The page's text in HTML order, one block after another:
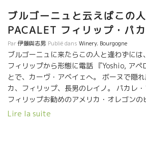
ブルゴーニュと云えばこの
PACALET フィリップ・パ
Par伊藤與志男 Publié dans Winery, Bourgogne
ブルゴーニュに来たらこの人と逢わずには
フィリップから形態に電話 『Yoshio, アペ
とで、カーヴ・アベイェへ。 ボーヌで隠
カ、フィリップ、長男のレイノ。 パカレ・
フィリップお勧めのアメリカ・オレゴンの
た。 フィリップは毎年、アメリカで開かれ
Lire la suite